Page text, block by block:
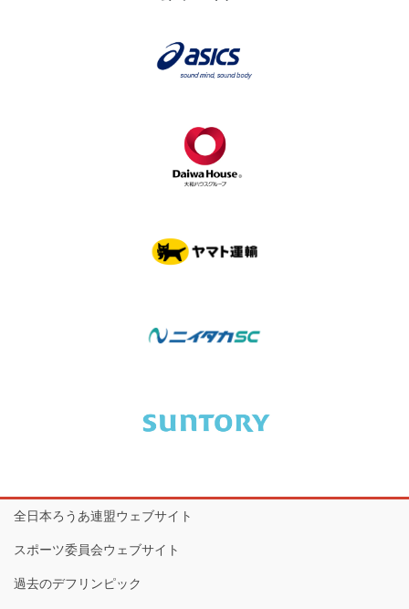
全日本ろうあ連盟ウェブサイト
スポーツ委員会ウェブサイト
過去のデフリンピック